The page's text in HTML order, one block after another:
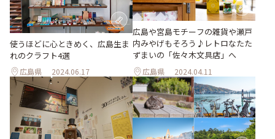
使うほどに心ときめく、広島生ま
れのクラフト4選
広島県 2024.06.17
広島や宮島モチーフの雑貨や瀬戸
内みやげもそろう♪レトロなたた
ずまいの「佐々木文具店」へ
広島県 2024.04.11